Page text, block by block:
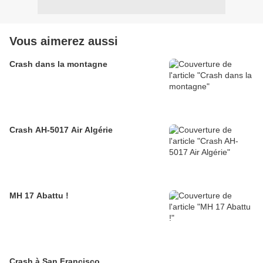
Vous aimerez aussi
Crash dans la montagne
Crash AH-5017 Air Algérie
MH 17 Abattu !